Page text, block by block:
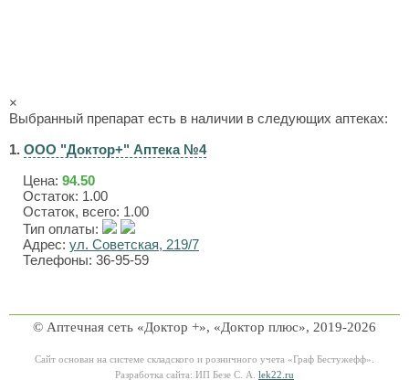
×
Выбранный препарат есть в наличии в следующих аптеках:
1. ООО "Доктор+" Аптека №4
Цена: 94.50
Остаток: 1.00
Остаток, всего: 1.00
Тип оплаты:
Адрес: ул. Советская, 219/7
Телефоны: 36-95-59
© Аптечная сеть «Доктор +», «Доктор плюс», 2019-2026
Сайт основан на системе складского и розничного учета «Граф Бестужефф».
Разработка сайта: ИП Безе С. А. lek22.ru